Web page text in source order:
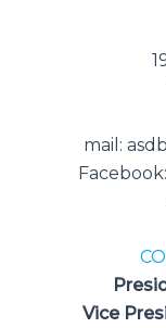
mail:
Facebook:
Vice